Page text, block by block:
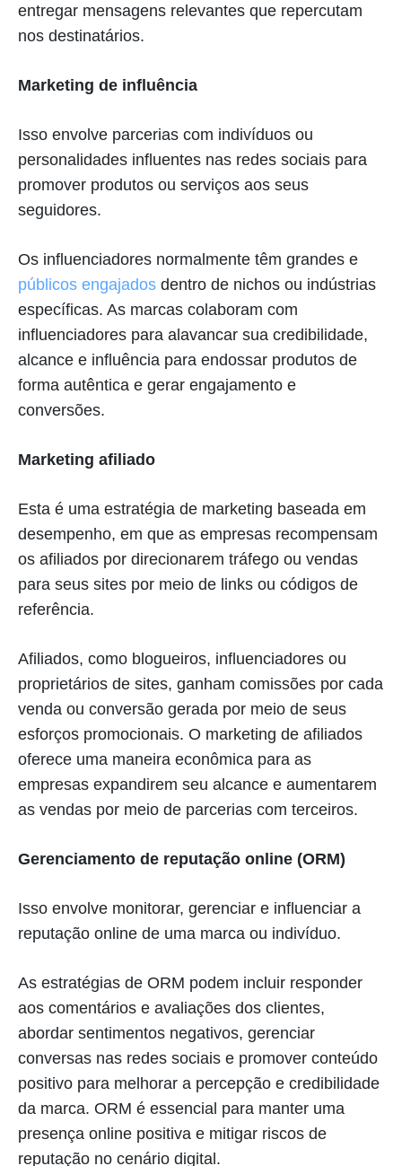
entregar mensagens relevantes que repercutam
nos destinatários.
Marketing de influência
Isso envolve parcerias com indivíduos ou
personalidades influentes nas redes sociais para
promover produtos ou serviços aos seus
seguidores.
Os influenciadores normalmente têm grandes e
públicos engajados dentro de nichos ou indústrias
específicas. As marcas colaboram com
influenciadores para alavancar sua credibilidade,
alcance e influência para endossar produtos de
forma autêntica e gerar engajamento e
conversões.
Marketing afiliado
Esta é uma estratégia de marketing baseada em
desempenho, em que as empresas recompensam
os afiliados por direcionarem tráfego ou vendas
para seus sites por meio de links ou códigos de
referência.
Afiliados, como blogueiros, influenciadores ou
proprietários de sites, ganham comissões por cada
venda ou conversão gerada por meio de seus
esforços promocionais. O marketing de afiliados
oferece uma maneira econômica para as
empresas expandirem seu alcance e aumentarem
as vendas por meio de parcerias com terceiros.
Gerenciamento de reputação online (ORM)
Isso envolve monitorar, gerenciar e influenciar a
reputação online de uma marca ou indivíduo.
As estratégias de ORM podem incluir responder
aos comentários e avaliações dos clientes,
abordar sentimentos negativos, gerenciar
conversas nas redes sociais e promover conteúdo
positivo para melhorar a percepção e credibilidade
da marca. ORM é essencial para manter uma
presença online positiva e mitigar riscos de
reputação no cenário digital.